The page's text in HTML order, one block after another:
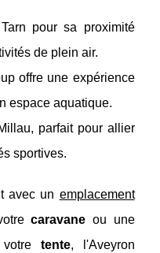
pour sa proximité
de plein air.
offre une expérience
espace aquatique.
parfait pour allier
sportives.
avec un emplacement
caravane ou une
tente, l'Aveyron